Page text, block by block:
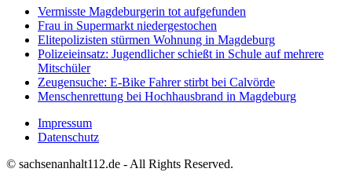
Vermisste Magdeburgerin tot aufgefunden
Frau in Supermarkt niedergestochen
Elitepolizisten stürmen Wohnung in Magdeburg
Polizeieinsatz: Jugendlicher schießt in Schule auf mehrere
Mitschüler
Zeugensuche: E-Bike Fahrer stirbt bei Calvörde
Menschenrettung bei Hochhausbrand in Magdeburg
Impressum
Datenschutz
© sachsenanhalt112.de - All Rights Reserved.